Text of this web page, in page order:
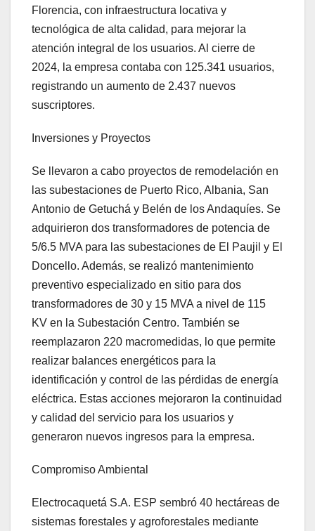
Florencia, con infraestructura locativa y
tecnológica de alta calidad, para mejorar la
atención integral de los usuarios. Al cierre de
2024, la empresa contaba con 125.341 usuarios,
registrando un aumento de 2.437 nuevos
suscriptores.
Inversiones y Proyectos
Se llevaron a cabo proyectos de remodelación en
las subestaciones de Puerto Rico, Albania, San
Antonio de Getuchá y Belén de los Andaquíes. Se
adquirieron dos transformadores de potencia de
5/6.5 MVA para las subestaciones de El Paujil y El
Doncello. Además, se realizó mantenimiento
preventivo especializado en sitio para dos
transformadores de 30 y 15 MVA a nivel de 115
KV en la Subestación Centro. También se
reemplazaron 220 macromedidas, lo que permite
realizar balances energéticos para la
identificación y control de las pérdidas de energía
eléctrica. Estas acciones mejoraron la continuidad
y calidad del servicio para los usuarios y
generaron nuevos ingresos para la empresa.
Compromiso Ambiental
Electrocaquetá S.A. ESP sembró 40 hectáreas de
sistemas forestales y agroforestales mediante